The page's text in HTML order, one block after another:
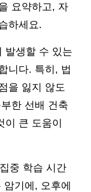
요약하고, 자
하세요.
발생할 수 있는
니다. 특히, 법
을 잃지 않도
한 선배 건축
이 큰 도움이
중 학습 시간
기에, 오후에